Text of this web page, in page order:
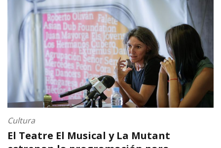
Cultura
El Teatre El Musical y La Mutant